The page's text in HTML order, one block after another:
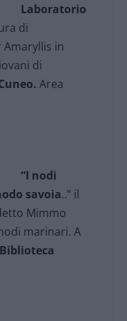
Laboratorio
di
Amaryllis in
di
Area
“I nodi
savoia..” il
Mimmo
marinari. A